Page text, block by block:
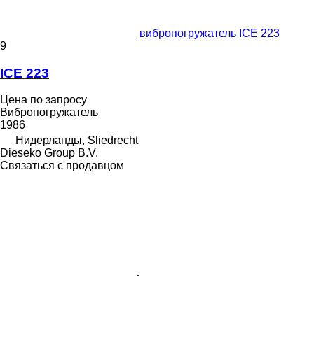
вибропогружатель ICE 223
9
ICE 223
Цена по запросу
Вибропогружатель
1986
Нидерланды, Sliedrecht
Dieseko Group B.V.
Связаться с продавцом